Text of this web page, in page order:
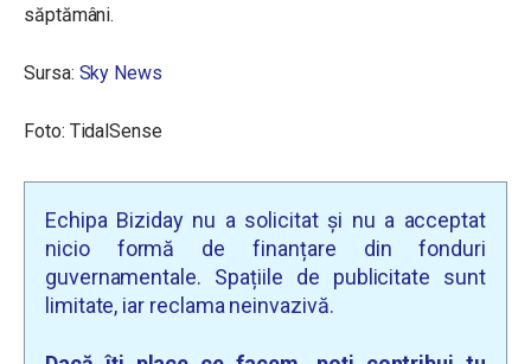
săptămâni.
Sursa: Sky News
Foto: TidalSense
Echipa Biziday nu a solicitat și nu a acceptat
nicio formă de finanțare din fonduri
guvernamentale. Spațiile de publicitate sunt
limitate, iar reclama neinvazivă.